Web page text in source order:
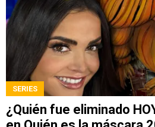
SERIES
¿Quién fue eliminado